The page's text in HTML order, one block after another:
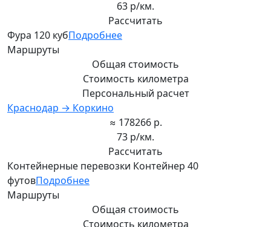
63 р/км.
Рассчитать
Фура 120 кубПодробнее
Маршруты
Общая стоимость
Стоимость километра
Персональный расчет
Краснодар → Коркино
≈ 178266 р.
73 р/км.
Рассчитать
Контейнерные перевозки Контейнер 40
футовПодробнее
Маршруты
Общая стоимость
Стоимость километра